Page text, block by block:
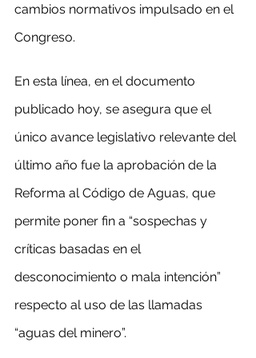
cambios normativos impulsado en el
Congreso.
En esta línea, en el documento
publicado hoy, se asegura que el
único avance legislativo relevante del
último año fue la aprobación de la
Reforma al Código de Aguas, que
permite poner fin a “sospechas y
críticas basadas en el
desconocimiento o mala intención”
respecto al uso de las llamadas
“aguas del minero”.